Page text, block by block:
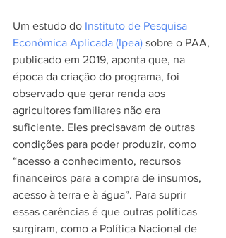
Um estudo do Instituto de Pesquisa
Econômica Aplicada (Ipea) sobre o PAA,
publicado em 2019, aponta que, na
época da criação do programa, foi
observado que gerar renda aos
agricultores familiares não era
suficiente. Eles precisavam de outras
condições para poder produzir, como
“acesso a conhecimento, recursos
financeiros para a compra de insumos,
acesso à terra e à água”. Para suprir
essas carências é que outras políticas
surgiram, como a Política Nacional de